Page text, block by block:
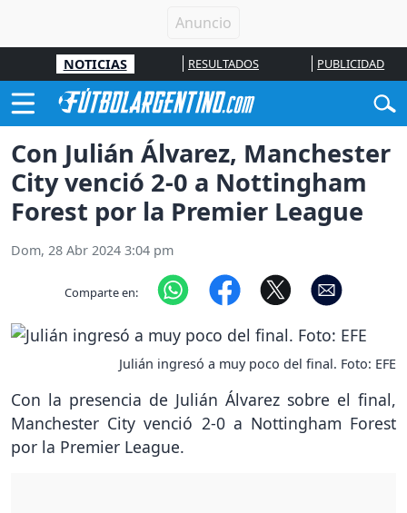
NOTICIAS RESULTADOS PUBLICIDAD
Con Julián Álvarez, Manchester
City venció 2-0 a Nottingham
Forest por la Premier League
Dom, 28 Abr 2024 3:04 pm
Comparte en:
Julián ingresó a muy poco del final. Foto: EFE
Con la presencia de Julián Álvarez sobre el final,
Manchester City venció 2-0 a Nottingham Forest
por la Premier League.